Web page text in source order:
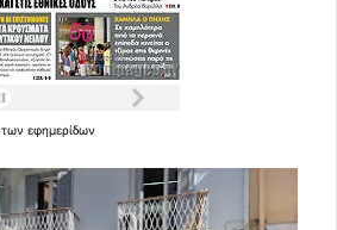
των εφημερίδων